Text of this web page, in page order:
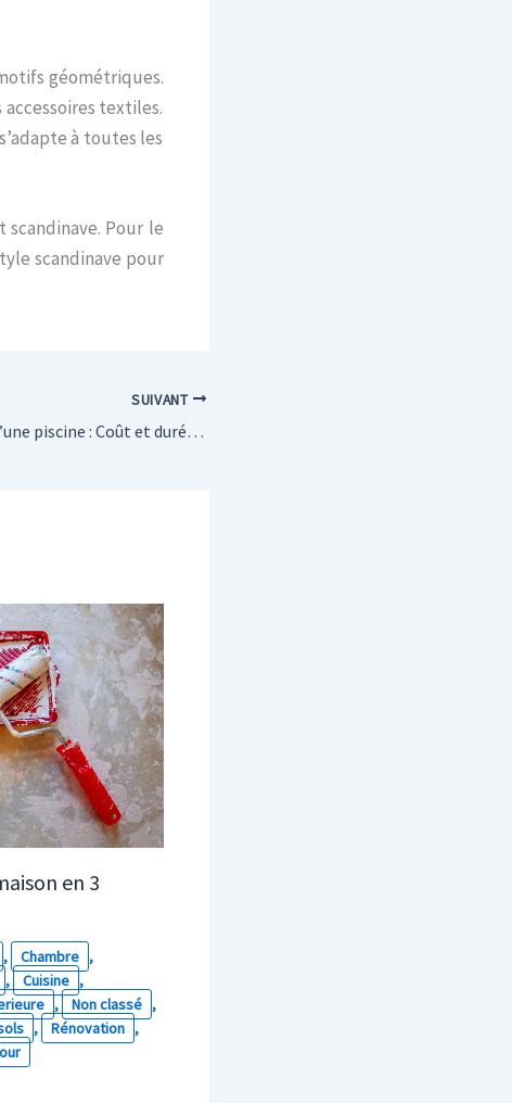
géométriques.
textiles.
à toutes les
Pour le
scandinave pour
SUIVANT
Construction d’une piscine : Coût et durée des travaux
en 3
, Chambre ,
, Cuisine ,
, Non classé ,
, Rénovation ,